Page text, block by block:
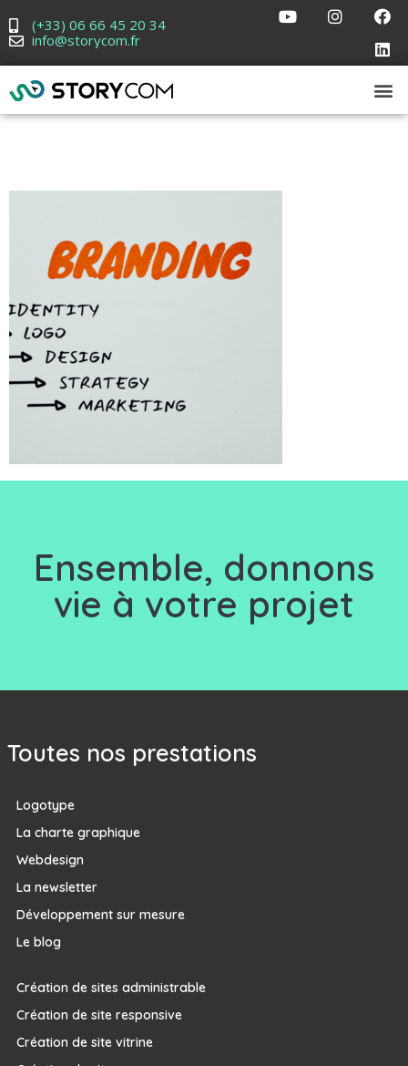
(+33) 06 66 45 20 34
info@storycom.fr
Ensemble, donnons
vie à votre projet
Toutes nos prestations
Logotype
La charte graphique
Webdesign
La newsletter
Développement sur mesure
Le blog
Création de sites administrable
Création de site responsive
Création de site vitrine